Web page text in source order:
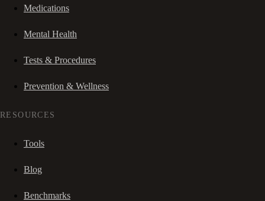
Medications
Mental Health
Tests & Procedures
Prevention & Wellness
RESOURCES
Tools
Blog
Benchmarks